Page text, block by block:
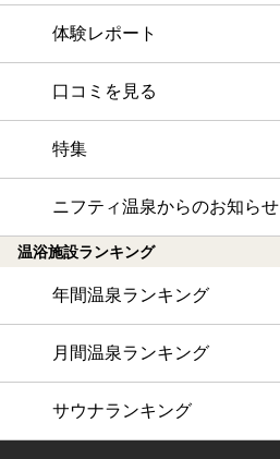
体験レポート
口コミを見る
特集
ニフティ温泉からのお知らせ
温浴施設ランキング
年間温泉ランキング
月間温泉ランキング
サウナランキング